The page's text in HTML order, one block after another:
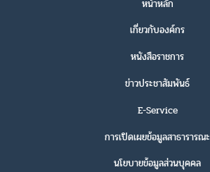
หน้าหลัก
เกี่ยวกับองค์กร
หนังสือราชการ
ข่าวประชาสัมพันธ์
E-Service
การเปิดเผยข้อมูลสาธารารณะ
นโยบายข้อมูลส่วนบุคคล